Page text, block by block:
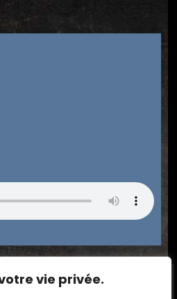
vie privée.